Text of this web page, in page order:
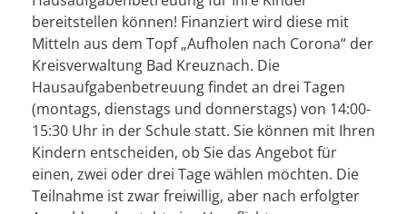
bereitstellen können! Finanziert wird diese mit
Mitteln aus dem Topf „Aufholen nach Corona“ der
Kreisverwaltung Bad Kreuznach. Die
Hausaufgabenbetreuung findet an drei Tagen
(montags, dienstags und donnerstags) von 14:00-
15:30 Uhr in der Schule statt. Sie können mit Ihren
Kindern entscheiden, ob Sie das Angebot für
einen, zwei oder drei Tage wählen möchten. Die
Teilnahme ist zwar freiwillig, aber nach erfolgter